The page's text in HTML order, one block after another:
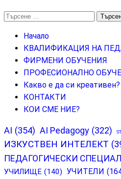
Търсене
Начало
КВАЛИФИКАЦИЯ НА
ФИРМЕНИ ОБУЧЕНИЯ
ПРОФЕСИОНАЛНО
Какво е да си креативен?
КОНТАКТИ
КОИ СМЕ НИЕ?
AI (354) AI Pedagogy (322)
ИЗКУСТВЕН ИНТЕЛЕКТ
ПЕДАГОГИЧЕСКИ
УЧИЛИЩЕ (140) УЧИТЕЛИ